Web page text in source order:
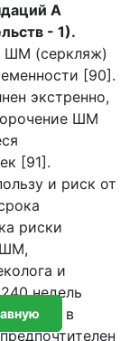
А
- 1).
ШМ (серкляж)
[90].
экстренно,
ШМ
[91].
и риск от
риски
ШМ,
и
недель
только в